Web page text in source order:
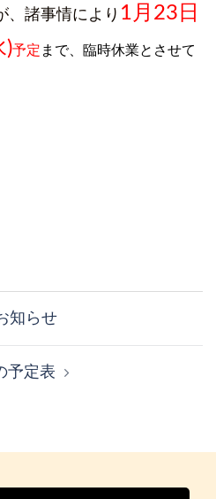
、諸事情により 1月23日
)予定 まで、臨時休業とさせて
知らせ
予定表